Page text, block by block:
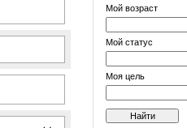
Мой возраст
Мой статус
Моя цель